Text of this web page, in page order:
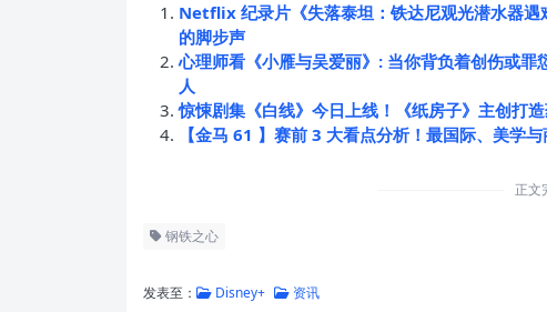
Netflix 纪录片《失落泰坦：铁达尼观光潜水器
的脚步声
心理师看《小雁与吴爱丽》: 当你背负着创伤或
人
惊悚剧集《白线》今日上线！《纸房子》主创打
【金马 61 】赛前 3 大看点分析！最国际、美学
正文
钢铁之心
发表至： Disney+ 资讯